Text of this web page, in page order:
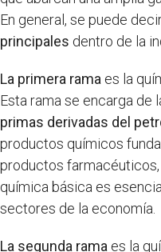
En general, se puede
principales dentro de la
La primera rama es la
Esta rama se encarga de
primas derivadas del
productos químicos
productos
química básica es
sectores de la economía.
La segunda rama es la